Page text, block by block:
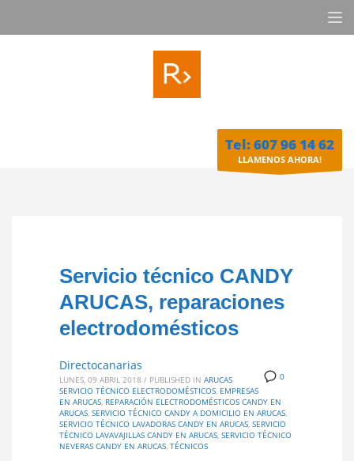
Tel: 607 96 14 62
LLAMENOS AHORA!
Servicio técnico CANDY
ARUCAS, reparaciones
electrodomésticos
0
Directocanarias
LUNES, 09 ABRIL 2018 / PUBLISHED IN ARUCAS
SERVICIO TÉCNICO ELECTRODOMÉSTICOS, EMPRESAS
EN ARUCAS, REPARACIÓN ELECTRODOMÉSTICOS CANDY EN
ARUCAS, SERVICIO TÉCNICO CANDY A DOMICILIO EN ARUCAS,
SERVICIO TÉCNICO LAVADORAS CANDY EN ARUCAS, SERVICIO
TÉCNICO LAVAVAJILLAS CANDY EN ARUCAS, SERVICIO TÉCNICO
NEVERAS CANDY EN ARUCAS, TÉCNICOS